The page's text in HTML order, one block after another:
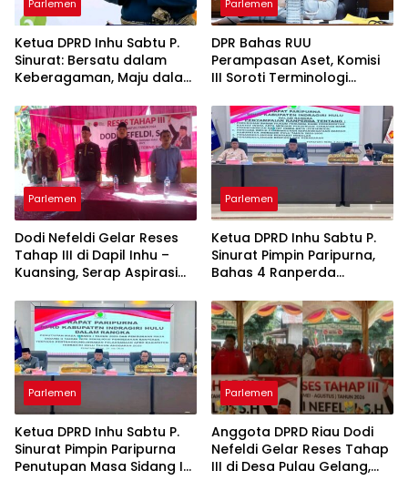
Parlemen
Ketua DPRD Inhu Sabtu P.
Sinurat: Bersatu dalam
Keberagaman, Maju dalam
69 Provinsi Riau
Parlemen
DPR Bahas RUU
Perampasan Aset, Komisi
III Soroti Terminologi
“Pemulihan”
Parlemen
Dodi Nefeldi Gelar Reses
Tahap III di Dapil Inhu –
Kuansing, Serap Aspirasi
Pendidikan
Parlemen
Ketua DPRD Inhu Sabtu P.
Sinurat Pimpin Paripurna,
Bahas 4 Ranperda
Perseroan hingga Rencana
Induk Pariwisata
Parlemen
Ketua DPRD Inhu Sabtu P.
Sinurat Pimpin Paripurna
Penutupan Masa Sidang I
Parlemen
Anggota DPRD Riau Dodi
Nefeldi Gelar Reses Tahap
III di Desa Pulau Gelang,